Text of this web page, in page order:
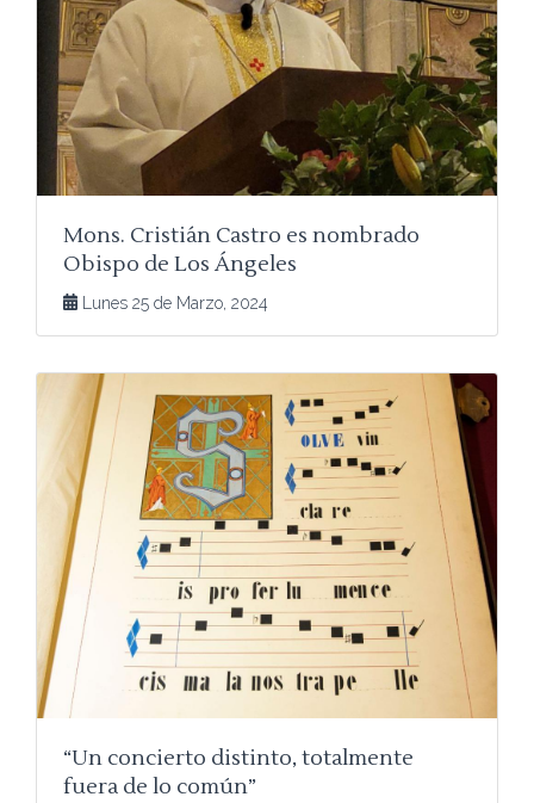
Mons. Cristián Castro es nombrado
Obispo de Los Ángeles
Lunes 25 de Marzo, 2024
“Un concierto distinto, totalmente
fuera de lo común”